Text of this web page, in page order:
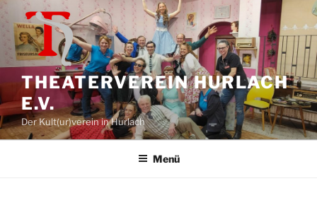
Zum
Inhalt
springen
THEATERVEREIN HURLACH
E.V.
Der Kult(ur)verein in Hurlach
Menü